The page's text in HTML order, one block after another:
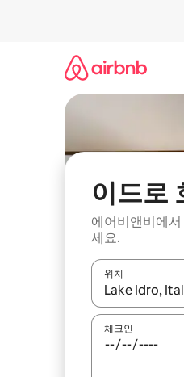
이드로
에어비앤비에
세요.
위치
결과가 나오면
체크인